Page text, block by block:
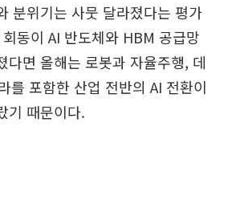
분위기는 사뭇 달라졌다는 평가
동이 AI 반도체와 HBM 공급망
다면 올해는 로봇과 자율주행, 데
를 포함한 산업 전반의 AI 전환이
기 때문이다.